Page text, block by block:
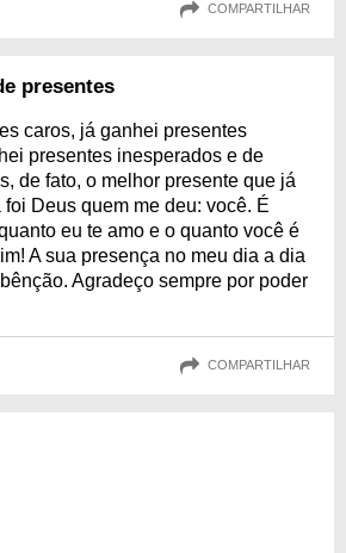
COMPARTILHAR
presentes
caros, já ganhei presentes
presentes inesperados e de
de fato, o melhor presente que já
Deus quem me deu: você. É
eu te amo e o quanto você é
A sua presença no meu dia a dia
Agradeço sempre por poder
COMPARTILHAR